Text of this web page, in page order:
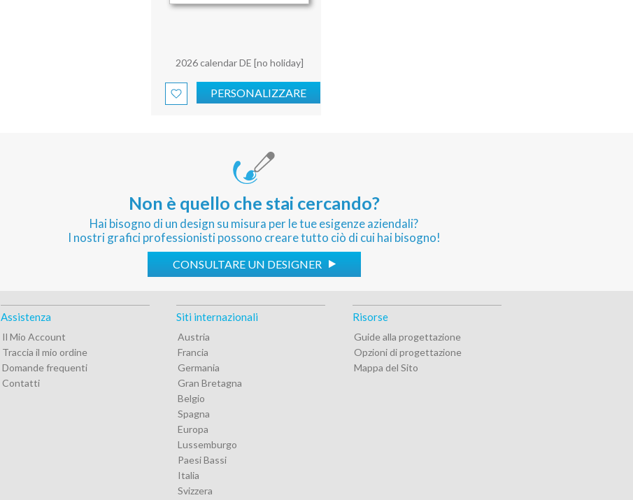
2026 calendar DE [no holiday]
PERSONALIZZARE
Non è quello che stai cercando?
Hai bisogno di un design su misura per le tue esigenze aziendali?
I nostri grafici professionisti possono creare tutto ciò di cui hai bisogno!
CONSULTARE UN DESIGNER
Assistenza
Il Mio Account
Traccia il mio ordine
Domande frequenti
Contatti
Siti internazionali
Austria
Francia
Germania
Gran Bretagna
Belgio
Spagna
Europa
Lussemburgo
Paesi Bassi
Italia
Svizzera
Risorse
Guide alla progettazione
Opzioni di progettazione
Mappa del Sito